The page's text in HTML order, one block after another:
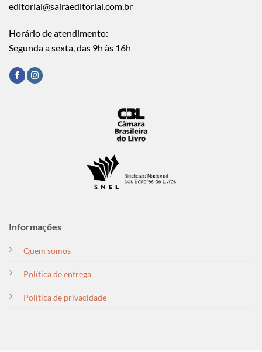
editorial@sairaeditorial.com.br
Horário de atendimento:
Segunda a sexta, das 9h às 16h
Informações
Quem somos
Política de entrega
Política de privacidade